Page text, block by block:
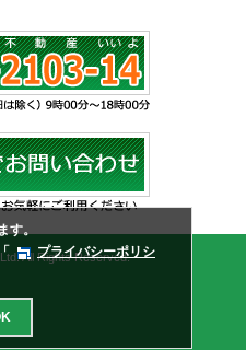
All Rights Reserved.
す。
プライバシーポリシ